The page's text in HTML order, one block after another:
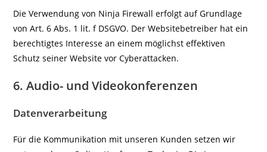
Die Verwendung von Ninja Firewall erfolgt auf Grundlage
von Art. 6 Abs. 1 lit. f DSGVO. Der Websitebetreiber hat ein
berechtigtes Interesse an einem möglichst effektiven
Schutz seiner Website vor Cyberattacken.
6. Audio- und Videokonferenzen
Datenverarbeitung
Für die Kommunikation mit unseren Kunden setzen wir